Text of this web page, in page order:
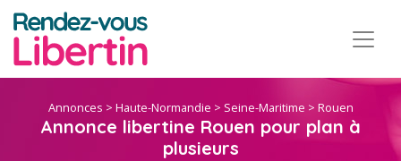
Annonces > Haute-Normandie > Seine-Maritime > Rouen
Annonce libertine Rouen pour plan à
plusieurs